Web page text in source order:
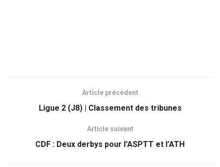
Article précédent
Ligue 2 (J8) | Classement des tribunes
Article suivant
CDF : Deux derbys pour l’ASPTT et l’ATH